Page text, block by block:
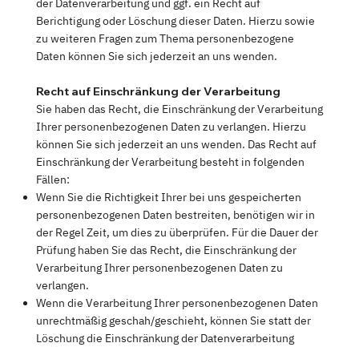
Berichtigung oder Löschung dieser Daten. Hierzu sowie
zu weiteren Fragen zum Thema personenbezogene
Daten können Sie sich jederzeit an uns wenden.
Recht auf Einschränkung der Verarbeitung
Sie haben das Recht, die Einschränkung der Verarbeitung
Ihrer personenbezogenen Daten zu verlangen. Hierzu
können Sie sich jederzeit an uns wenden. Das Recht auf
Einschränkung der Verarbeitung besteht in folgenden
Fällen:
Wenn Sie die Richtigkeit Ihrer bei uns gespeicherten
personenbezogenen Daten bestreiten, benötigen wir in
der Regel Zeit, um dies zu überprüfen. Für die Dauer der
Prüfung haben Sie das Recht, die Einschränkung der
Verarbeitung Ihrer personenbezogenen Daten zu
verlangen.
Wenn die Verarbeitung Ihrer personenbezogenen Daten
unrechtmäßig geschah/geschieht, können Sie statt der
Löschung die Einschränkung der Datenverarbeitung